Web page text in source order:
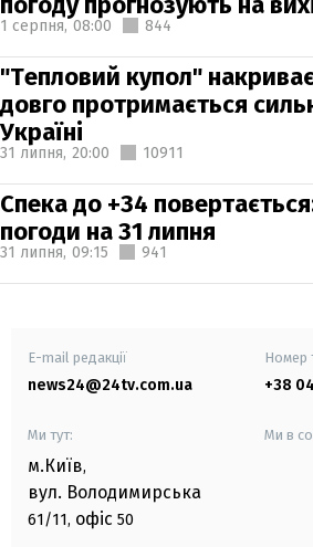
1 серпня, 08:00 844
"Тепловий купол"
довго протримається
Україні
31 липня, 20:00 10911
Спека до +34
погоди на 31 липня
31 липня, 09:15 941
E-mail редакції
news24@24tv.com.ua
Номер
+38
Ми тут:
м.Київ,
вул. Володимирська
61/11, офіс 50
Ми в